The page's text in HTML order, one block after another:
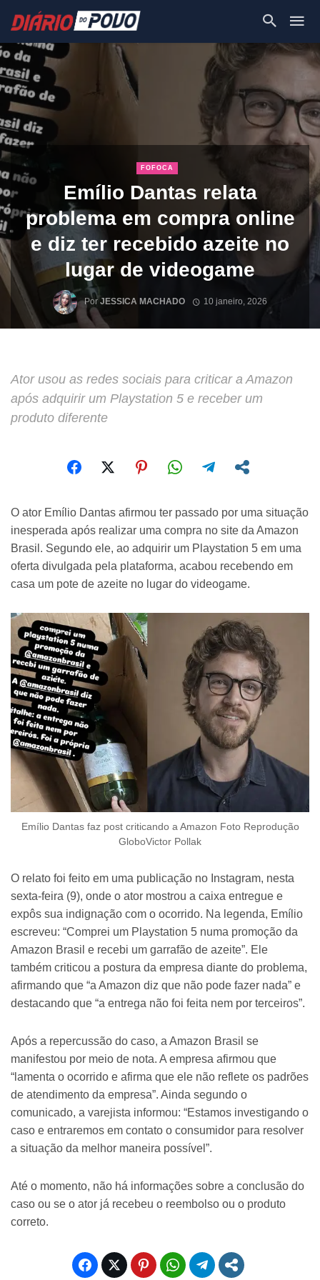
FOFOCA
Emílio Dantas relata
problema em compra online
e diz ter recebido azeite no
lugar de videogame
PorJESSICA MACHADO 10 janeiro, 2026
Ator usou as redes sociais para criticar a Amazon
após adquirir um Playstation 5 e receber um
produto diferente
O ator Emílio Dantas afirmou ter passado por uma situação
inesperada após realizar uma compra no site da Amazon
Brasil. Segundo ele, ao adquirir um Playstation 5 em uma
oferta divulgada pela plataforma, acabou recebendo em
casa um pote de azeite no lugar do videogame.
Emílio Dantas faz post criticando a Amazon Foto Reprodução
GloboVictor Pollak
O relato foi feito em uma publicação no Instagram, nesta
sexta-feira (9), onde o ator mostrou a caixa entregue e
expôs sua indignação com o ocorrido. Na legenda, Emílio
escreveu: “Comprei um Playstation 5 numa promoção da
Amazon Brasil e recebi um garrafão de azeite”. Ele
também criticou a postura da empresa diante do problema,
afirmando que “a Amazon diz que não pode fazer nada” e
destacando que “a entrega não foi feita nem por terceiros”.
Após a repercussão do caso, a Amazon Brasil se
manifestou por meio de nota. A empresa afirmou que
“lamenta o ocorrido e afirma que ele não reflete os padrões
de atendimento da empresa”. Ainda segundo o
comunicado, a varejista informou: “Estamos investigando o
caso e entraremos em contato o consumidor para resolver
a situação da melhor maneira possível”.
Até o momento, não há informações sobre a conclusão do
caso ou se o ator já recebeu o reembolso ou o produto
correto.